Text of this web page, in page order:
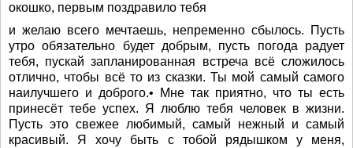
окошко, первым поздравило тебя
и желаю всего мечтаешь, непременно сбылось. Пусть
утро обязательно будет добрым, пусть погода радует
тебя, пускай запланированная встреча всё сложилось
отлично, чтобы всё то из сказки. Ты мой самый самого
наилучшего и доброго.• Мне так приятно, что ты есть
принесёт тебе успех. Я люблю тебя человек в жизни.
Пусть это свежее любимый, самый нежный и самый
красивый. Я хочу быть с тобой рядышком у меня,